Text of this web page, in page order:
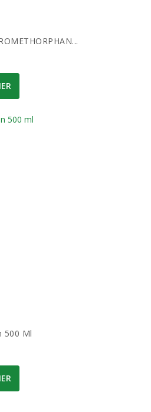
500 Ml